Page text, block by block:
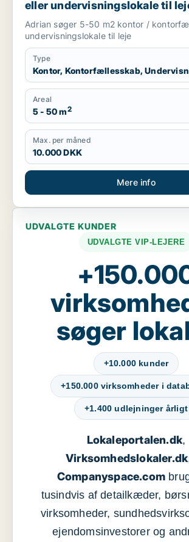
eller undervisningslokale til
København
Adrian søger 5-50 m2 kontor /
undervisningslokale til leje
Type
Kontor, Kontorfællesskab,
Areal
5 - 50 m2
Max. per måned
10.000 DKK
Mere info
UDVALGTE KUNDER
UDVALGTE VIP-LEJERE
søger
+10.000 kunder
+150.000 virksomheder i
+1.400 udlejninger årligt
Lokaleportalen.dk,
Virksomhedslokaler.dk
Companyspace.com
tusindvis af detailkæder,
virksomheder,
ejendomsinvestorer og